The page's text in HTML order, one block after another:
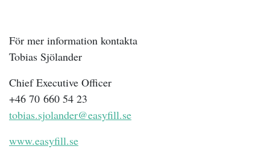
För mer information kontakta
Tobias Sjölander
Chief Executive Officer
+46 70 660 54 23
tobias.sjolander@easyfill.se
www.easyfill.se